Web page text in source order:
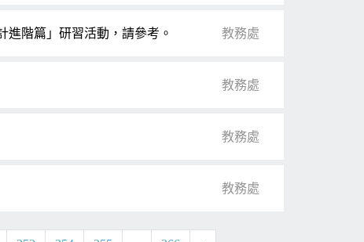
進階篇」研習活動，請參考。 教務處
教務處
教務處
教務處